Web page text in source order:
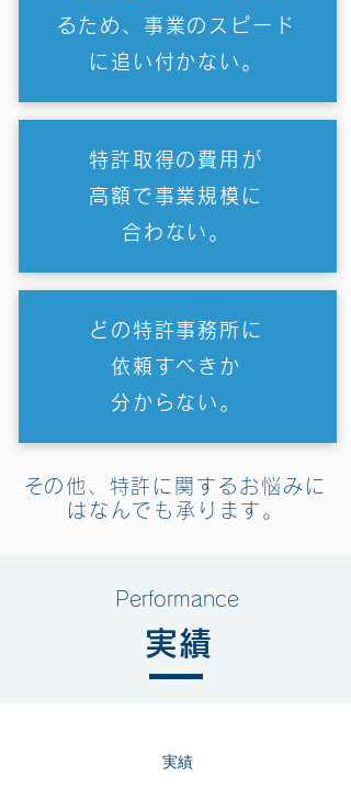
るため、事業のスピード
に追い付かない。
特許取得の費用が
高額で事業規模に
合わない。
どの特許事務所に
依頼すべきか
分からない。
​その他、特許に関するお悩みに
はなんでも承ります。
Performance
実績
実績